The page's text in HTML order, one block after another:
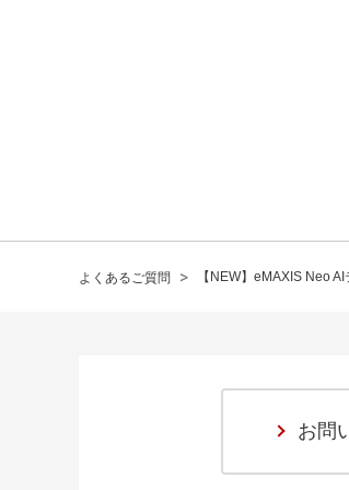
よくあるご質問 > 【NEW】eMAXIS Neo
お問